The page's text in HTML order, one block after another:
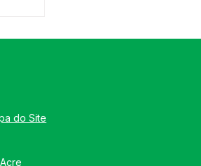
do Site